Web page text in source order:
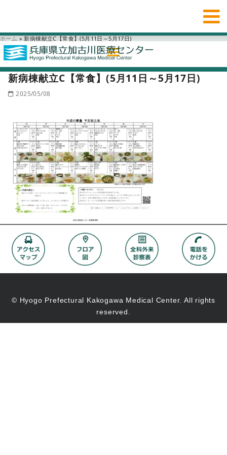
ホーム » 新病棟献立C【常食】(5月11日～5月17日)
新病棟献立C【常食】(5月11日～5月17日)
2025/05/08
© Hyogo Prefectural Kakogawa Medical Center. All rights
reserved.